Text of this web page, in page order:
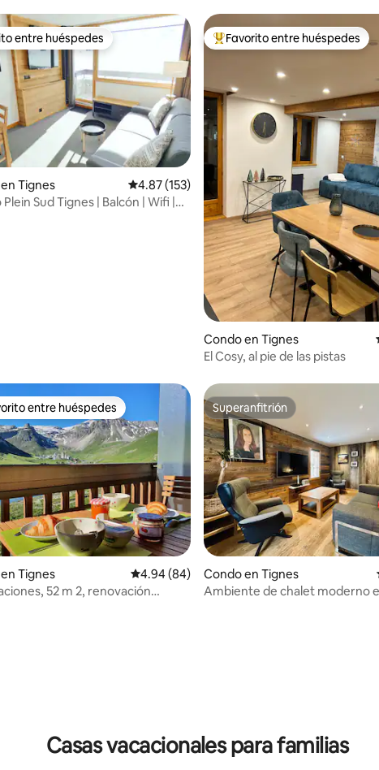
5 de 5, 29 reseñas
entre huéspedes
entre huéspedes
Tignes Calificación promedio: 4.87 de 5, 153 reseñas
4.87 (153)
Plein Sud Tignes | Balcón | Wifi |
Favorito entre huéspedes
Favorito entre huéspedes
Condo en Tignes
El Cosy, al pie de las pistas
de 5, 136 reseñas
entre huéspedes preferido
entre huéspedes
Tignes Calificación promedio: 4.94 de 5, 84 reseñas
4.94 (84)
52 m 2, renovación
Superanfitrión
Superanfitrión
Condo en Tignes
Ambiente de chalet moderno
Casas vacacionales para familias